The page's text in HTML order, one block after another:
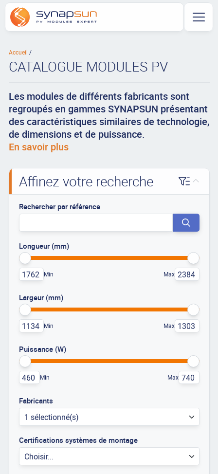
Accueil
CATALOGUE MODULES PV
Les modules de différents fabricants sont
regroupés en gammes SYNAPSUN présentant
des caractéristiques similaires de technologie,
de dimensions et de puissance.
En savoir plus
Affinez votre recherche
Rechercher par référence
Longueur (mm)
Min Max
Largeur (mm)
Min Max
Puissance (W)
Min Max
Fabricants
1 sélectionné(s)
Certifications systèmes de montage
Choisir...